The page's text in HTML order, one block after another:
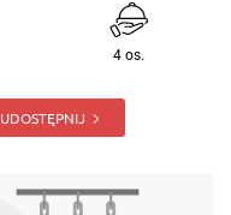
4 os.
UDOSTĘPNIJ